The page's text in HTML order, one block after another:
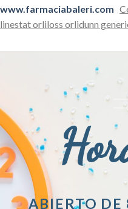
www.farmaciabaleri.com
linestat orliloss orlidunn
ABIERTO DE